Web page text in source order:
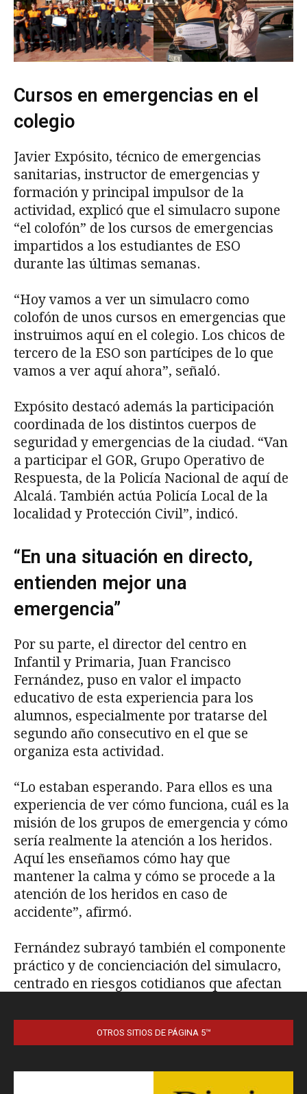
OTROS SITIOS DE PÁGINA 5™